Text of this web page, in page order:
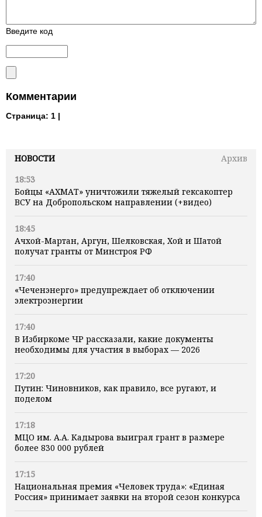
НОВОСТИ
Архив
18:53
Бойцы «АХМАТ» уничтожили тяжелый гексакоптер
ВСУ на Добропольском направлении (+видео)
18:45
Ачхой-Мартан, Аргун, Шелковская, Хой и Шатой
получат гранты от Минстроя РФ
17:40
«Чеченэнерго» предупреждает об отключении
электроэнергии
17:40
В Избиркоме ЧР рассказали, какие документы
необходимы для участия в выборах — 2026
17:20
Путин: Чиновников, как правило, все ругают, и
поделом
17:18
МЦО им. А.А. Кадырова выиграл грант в размере
более 830 000 рублей
17:15
Национальная премия «Человек труда»: «Единая
Россия» принимает заявки на второй сезон конкурса
Введите код
Комментарии
Страница: 1 |